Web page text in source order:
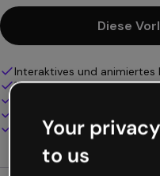
Diese
Interaktives und animiertes
100% anpassbar
Als PDF, MP4 und andere
Your
to us